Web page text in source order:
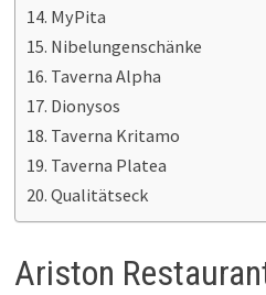
MyPita
Nibelungenschänke
Taverna Alpha
Dionysos
Taverna Kritamo
Taverna Platea
Qualitätseck
Ariston